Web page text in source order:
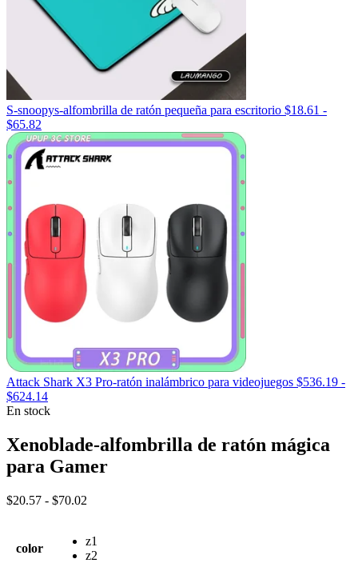
S-snoopys-alfombrilla de ratón pequeña para escritorio $18.61 -
$65.82
de
precios:
desde
$65.82
Attack Shark X3 Pro-ratón inalámbrico para videojuegos $536.19 -
$624.14Rango
de
desde
$536.19
hasta
En stock
Xenoblade-alfombrilla de ratón mágica
para Gamer
$20.57 - $70.02
desde
$20.57
color
z1
z2